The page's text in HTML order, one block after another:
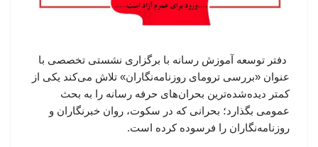
دفتر توسعه آموزش رسانه با برگزاری نشستی تخصصی با
عنوان «بررسی ترومای روزنامه‌نگاران» تلاش می‌کند یکی از
کمتر دیده‌شده‌ترین بحران‌های حرفه رسانه را به بحث
عمومی بگذارد؛ بحرانی که در سکوت، روان خبرنگاران و
روزنامه‌نگاران را فرسوده کرده است.